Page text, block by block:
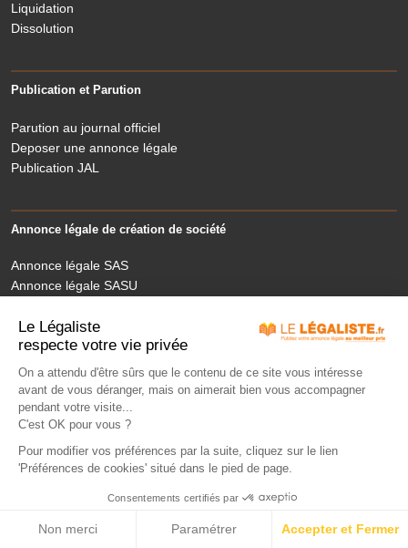
Le Légaliste
respecte votre vie privée
On a attendu d'être sûrs que le contenu de ce site vous intéresse
avant de vous déranger, mais on aimerait bien vous accompagner
pendant votre visite...
C'est OK pour vous ?
Pour modifier vos préférences par la suite, cliquez sur le lien
'Préférences de cookies' situé dans le pied de page.
Consentements certifiés par
Non merci Paramétrer Accepter et Fermer
Liquidation
Dissolution
Publication et Parution
Parution au journal officiel
Deposer une annonce légale
Publication JAL
Annonce légale de création de société
Annonce légale SAS
Annonce légale SASU
Annonce légale SARL
Annonce légale EURL
Questions fréquentes
Qui sommes-nous ?
Toutes les questions
Comment rédiger une annonce légale ?
Comment valider une annonce au greffe ?